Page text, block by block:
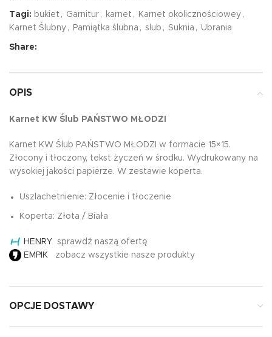
Tagi: bukiet , Garnitur , karnet , Karnet okolicznościowey ,
Karnet Ślubny , Pamiątka ślubna , slub , Suknia , Ubrania
Share:
OPIS
Karnet KW Ślub PAŃSTWO MŁODZI
Karnet KW Ślub PAŃSTWO MŁODZI w formacie 15×15.
Złocony i tłoczony, tekst życzeń w środku. Wydrukowany na
wysokiej jakości papierze. W zestawie koperta.
Uszlachetnienie: Złocenie i tłoczenie
Koperta: Złota / Biała
HENRY sprawdź naszą ofertę
EMPIK zobacz wszystkie nasze produkty
OPCJE DOSTAWY